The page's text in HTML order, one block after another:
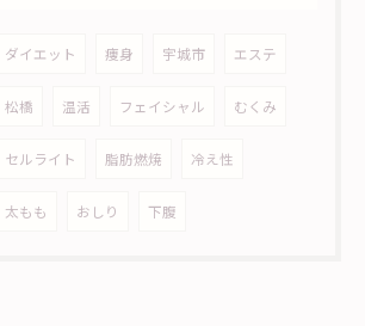
ダイエット 痩身 宇城市 エステ
松橋 温活 フェイシャル むくみ
セルライト 脂肪燃焼 冷え性
太もも おしり 下腹